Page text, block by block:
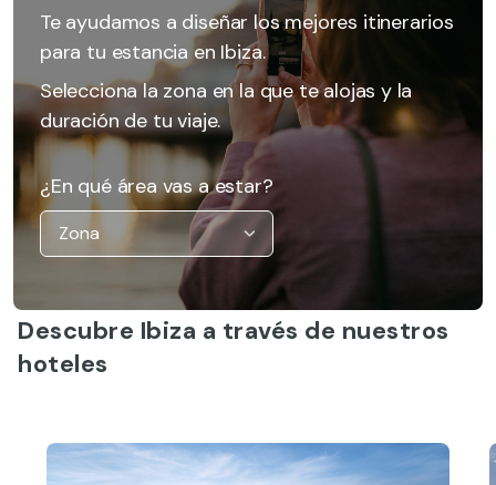
Te ayudamos a diseñar los mejores itinerarios
para tu estancia en Ibiza.
Selecciona la zona en la que te alojas y la
duración de tu viaje.
¿En qué área vas a estar?
Descubre Ibiza a través de nuestros
hoteles